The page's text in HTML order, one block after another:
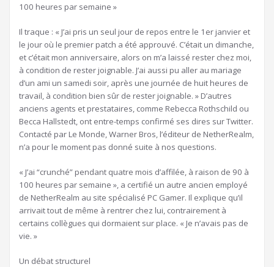
100 heures par semaine »
Il traque : « J’ai pris un seul jour de repos entre le 1er janvier et
le jour où le premier patch a été approuvé. C’était un dimanche,
et c’était mon anniversaire, alors on m’a laissé rester chez moi,
à condition de rester joignable. J’ai aussi pu aller au mariage
d’un ami un samedi soir, après une journée de huit heures de
travail, à condition bien sûr de rester joignable. » D’autres
anciens agents et prestataires, comme Rebecca Rothschild ou
Becca Hallstedt, ont entre-temps confirmé ses dires sur Twitter.
Contacté par Le Monde, Warner Bros, l’éditeur de NetherRealm,
n’a pour le moment pas donné suite à nos questions.
« J’ai “crunché” pendant quatre mois d’affilée, à raison de 90 à
100 heures par semaine », a certifié un autre ancien employé
de NetherRealm au site spécialisé PC Gamer. Il explique qu’il
arrivait tout de même à rentrer chez lui, contrairement à
certains collègues qui dormaient sur place. « Je n’avais pas de
vie. »
Un débat structurel